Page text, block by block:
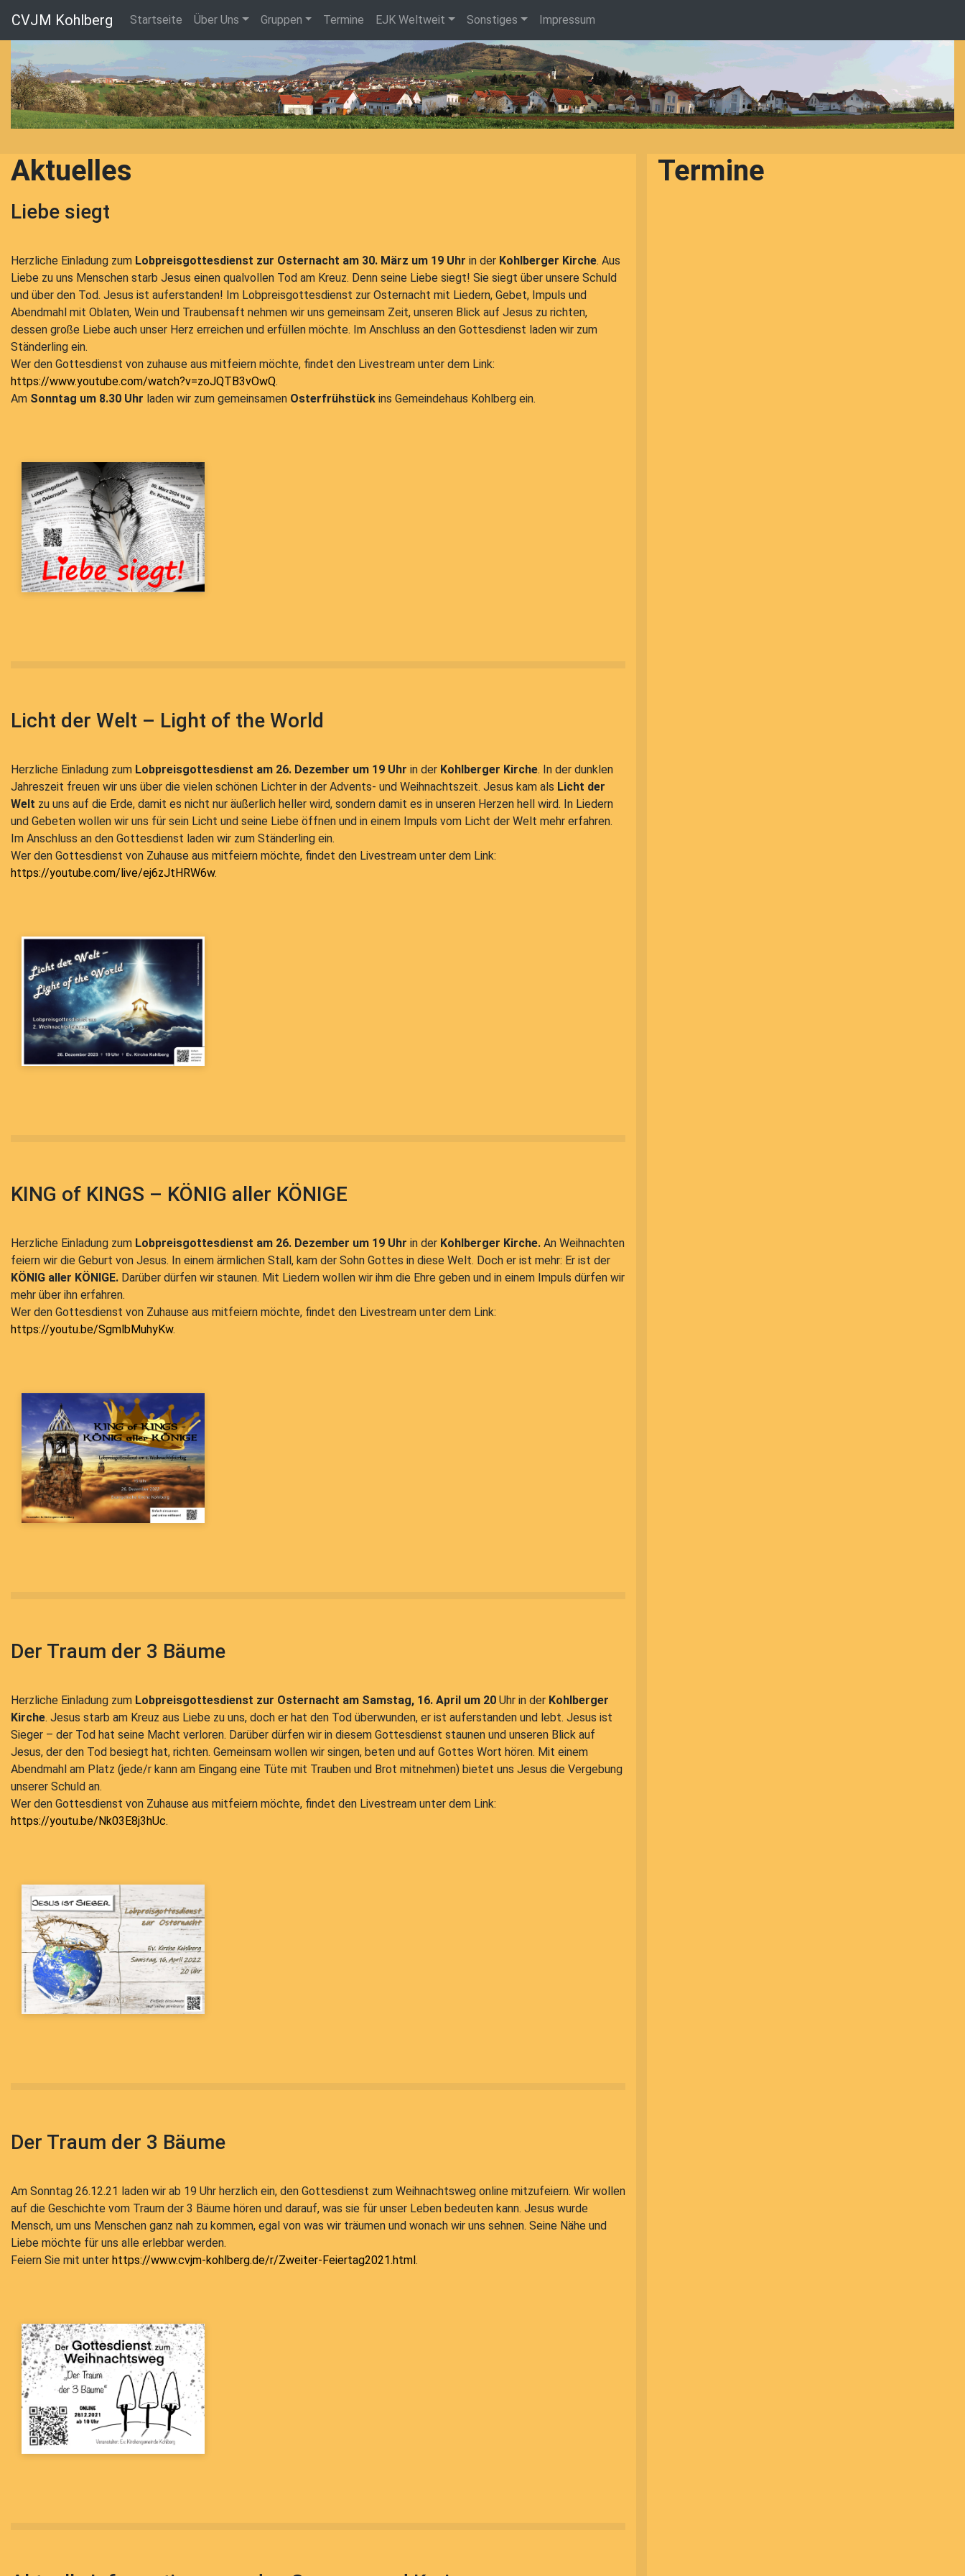
CVJM Kohlberg Startseite Über Uns Gruppen Termine EJK Weltweit Sonstiges Impressum
Aktuelles
Liebe siegt
Herzliche Einladung zum Lobpreisgottesdienst zur Osternacht am 30. März um 19 Uhr in der Kohlberger Kirche. Aus
Liebe zu uns Menschen starb Jesus einen qualvollen Tod am Kreuz. Denn seine Liebe siegt! Sie siegt über unsere Schuld
und über den Tod. Jesus ist auferstanden! Im Lobpreisgottesdienst zur Osternacht mit Liedern, Gebet, Impuls und
Abendmahl mit Oblaten, Wein und Traubensaft nehmen wir uns gemeinsam Zeit, unseren Blick auf Jesus zu richten,
dessen große Liebe auch unser Herz erreichen und erfüllen möchte. Im Anschluss an den Gottesdienst laden wir zum
Ständerling ein.
Wer den Gottesdienst von zuhause aus mitfeiern möchte, findet den Livestream unter dem Link:
https://www.youtube.com/watch?v=zoJQTB3vOwQ.
Am Sonntag um 8.30 Uhr laden wir zum gemeinsamen Osterfrühstück ins Gemeindehaus Kohlberg ein.
Licht der Welt – Light of the World
Herzliche Einladung zum Lobpreisgottesdienst am 26. Dezember um 19 Uhr in der Kohlberger Kirche. In der dunklen
Jahreszeit freuen wir uns über die vielen schönen Lichter in der Advents- und Weihnachtszeit. Jesus kam als Licht der
Welt zu uns auf die Erde, damit es nicht nur äußerlich heller wird, sondern damit es in unseren Herzen hell wird. In Liedern
und Gebeten wollen wir uns für sein Licht und seine Liebe öffnen und in einem Impuls vom Licht der Welt mehr erfahren.
Im Anschluss an den Gottesdienst laden wir zum Ständerling ein.
Wer den Gottesdienst von Zuhause aus mitfeiern möchte, findet den Livestream unter dem Link:
https://youtube.com/live/ej6zJtHRW6w.
KING of KINGS – KÖNIG aller KÖNIGE
Herzliche Einladung zum Lobpreisgottesdienst am 26. Dezember um 19 Uhr in der Kohlberger Kirche. An Weihnachten
feiern wir die Geburt von Jesus. In einem ärmlichen Stall, kam der Sohn Gottes in diese Welt. Doch er ist mehr: Er ist der
KÖNIG aller KÖNIGE. Darüber dürfen wir staunen. Mit Liedern wollen wir ihm die Ehre geben und in einem Impuls dürfen wir
mehr über ihn erfahren.
Wer den Gottesdienst von Zuhause aus mitfeiern möchte, findet den Livestream unter dem Link:
https://youtu.be/SgmlbMuhyKw.
Der Traum der 3 Bäume
Herzliche Einladung zum Lobpreisgottesdienst zur Osternacht am Samstag, 16. April um 20 Uhr in der Kohlberger
Kirche. Jesus starb am Kreuz aus Liebe zu uns, doch er hat den Tod überwunden, er ist auferstanden und lebt. Jesus ist
Sieger – der Tod hat seine Macht verloren. Darüber dürfen wir in diesem Gottesdienst staunen und unseren Blick auf
Jesus, der den Tod besiegt hat, richten. Gemeinsam wollen wir singen, beten und auf Gottes Wort hören. Mit einem
Abendmahl am Platz (jede/r kann am Eingang eine Tüte mit Trauben und Brot mitnehmen) bietet uns Jesus die Vergebung
unserer Schuld an.
Wer den Gottesdienst von Zuhause aus mitfeiern möchte, findet den Livestream unter dem Link:
https://youtu.be/Nk03E8j3hUc.
Der Traum der 3 Bäume
Am Sonntag 26.12.21 laden wir ab 19 Uhr herzlich ein, den Gottesdienst zum Weihnachtsweg online mitzufeiern. Wir wollen
auf die Geschichte vom Traum der 3 Bäume hören und darauf, was sie für unser Leben bedeuten kann. Jesus wurde
Mensch, um uns Menschen ganz nah zu kommen, egal von was wir träumen und wonach wir uns sehnen. Seine Nähe und
Liebe möchte für uns alle erlebbar werden.
Feiern Sie mit unter https://www.cvjm-kohlberg.de/r/Zweiter-Feiertag2021.html .
Termine